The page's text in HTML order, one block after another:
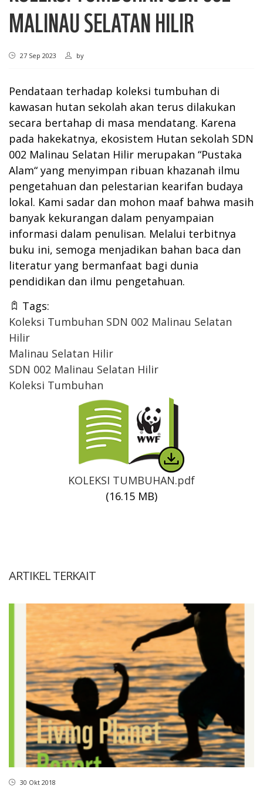
MALINAU SELATAN HILIR
27 Sep 2023 by
Pendataan terhadap koleksi tumbuhan di
kawasan hutan sekolah akan terus dilakukan
secara bertahap di masa mendatang. Karena
pada hakekatnya, ekosistem Hutan sekolah SDN
002 Malinau Selatan Hilir merupakan “Pustaka
Alam“ yang menyimpan ribuan khazanah ilmu
pengetahuan dan pelestarian kearifan budaya
lokal. Kami sadar dan mohon maaf bahwa masih
banyak kekurangan dalam penyampaian
informasi dalam penulisan. Melalui terbitnya
buku ini, semoga menjadikan bahan baca dan
literatur yang bermanfaat bagi dunia
pendidikan dan ilmu pengetahuan.
Tags:
Koleksi Tumbuhan SDN 002 Malinau Selatan
Hilir
Malinau Selatan Hilir
SDN 002 Malinau Selatan Hilir
Koleksi Tumbuhan
Thumbnail
KOLEKSI TUMBUHAN.pdf
(16.15 MB)
ARTIKEL TERKAIT
30 Okt 2018